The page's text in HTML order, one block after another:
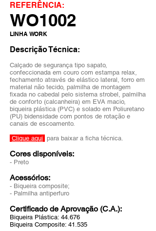
REFERÊNCIA:
WO1002
LINHA WORK
Descrição Técnica:
Calçado de segurança tipo sapato,
confeccionada em couro com estampa relax,
fechamento através de elástico lateral, forro em
material não tecido, palmilha de montagem
fixada no cabedal pelo sistema strobel, palmilha
de conforto (calcanheira) em EVA macio,
biqueira plástica (PVC) e solado em Poliuretano
(PU) bidensidade com pontos de rotação e
canais de escoamento.
Clique aqui para baixar a ficha técnica.
Cores disponíveis:
- Preto
Acessórios:
- Biqueira composite;
- Palmilha antiperfuro
Certificado de Aprovação (C.A.):
Biqueira Plástica: 44.676
Biqueira Composite: 41.535